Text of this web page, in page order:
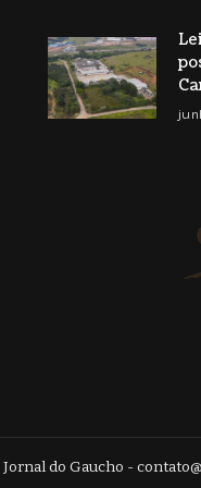
do Gaucho -